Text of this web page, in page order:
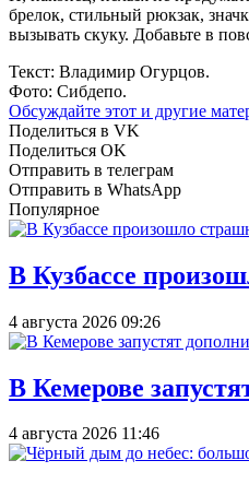
брелок, стильный рюкзак,
вызывать скуку. Добавьте в
Текст: Владимир Огурцов.
Фото: Сибдепо.
Обсуждайте этот и другие
Поделиться в VK
Поделиться OK
Отправить в телеграм
Отправить в WhatsApp
Популярное
В Кузбассе
4 августа 2026 09:26
В Кемерове
4 августа 2026 11:46